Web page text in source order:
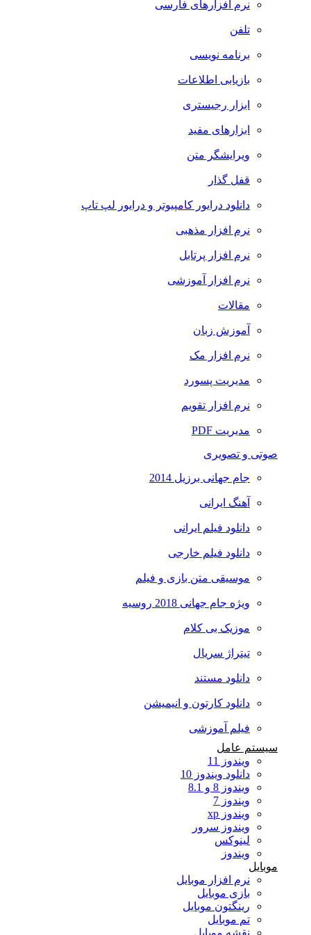
نرم افزارهای فارسی
تلفن
برنامه نویسی
بازیابی اطلاعات
ابزار رجیستری
ابزارهای مفید
ویرایشگر متن
قفل گذار
دانلود درایور کامپیوتر و درایور لپ تاپ
نرم افزار مذهبی
نرم افزار پرتابل
نرم افزار آموزشی
مقالات
آموزش زبان
نرم افزار مک
مدیریت پسورد
نرم افزار تقویم
مدیریت PDF
صوتی و تصویری
جام جهانی برزیل 2014
آهنگ ایرانی
دانلود فیلم ایرانی
دانلود فیلم خارجی
موسیقی متن بازی و فیلم
ویژه جام جهانی 2018 روسیه
موزیک بی کلام
تیتراژ سریال
دانلود مستند
دانلود کارتون و انیمیشن
فیلم آموزشی
سیستم عامل
ویندوز 11
دانلود ویندوز 10
ویندوز 8 و 8.1
ویندوز 7
ویندوز xp
ویندوز سرور
لینوکس
ویندوز
موبایل
نرم افزار موبایل
بازی موبایل
رینگتون موبایل
تم موبایل
نقشه موبایل